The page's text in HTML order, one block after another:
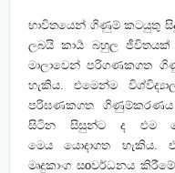
භාවිතයෙන් ගිණුම් කටයුතු
ලබයි කාර්‍ය බහුල
මාලාවෙන් පරිගණකගත
හැකිය. එමෙන්ම
පරිඝණකගත ගිණුම්කරණය
සිටින සිසුන්ට ද
එම
මෙය
යොදාගත හැකිය.
මෘදුකාංග සoවර්ධනය